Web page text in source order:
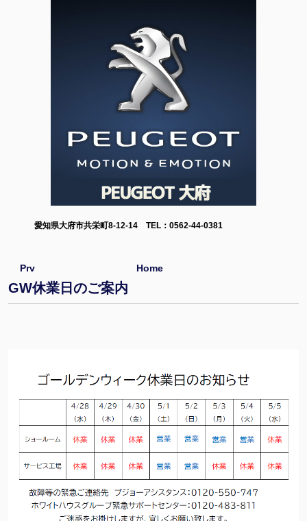
愛知県大府市共栄町8-12-14 TEL：0562-44-0381
Prv Home
GW休業日のご案内